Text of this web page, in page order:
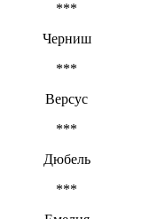
***
Черниш
***
Версус
***
Дюбель
***